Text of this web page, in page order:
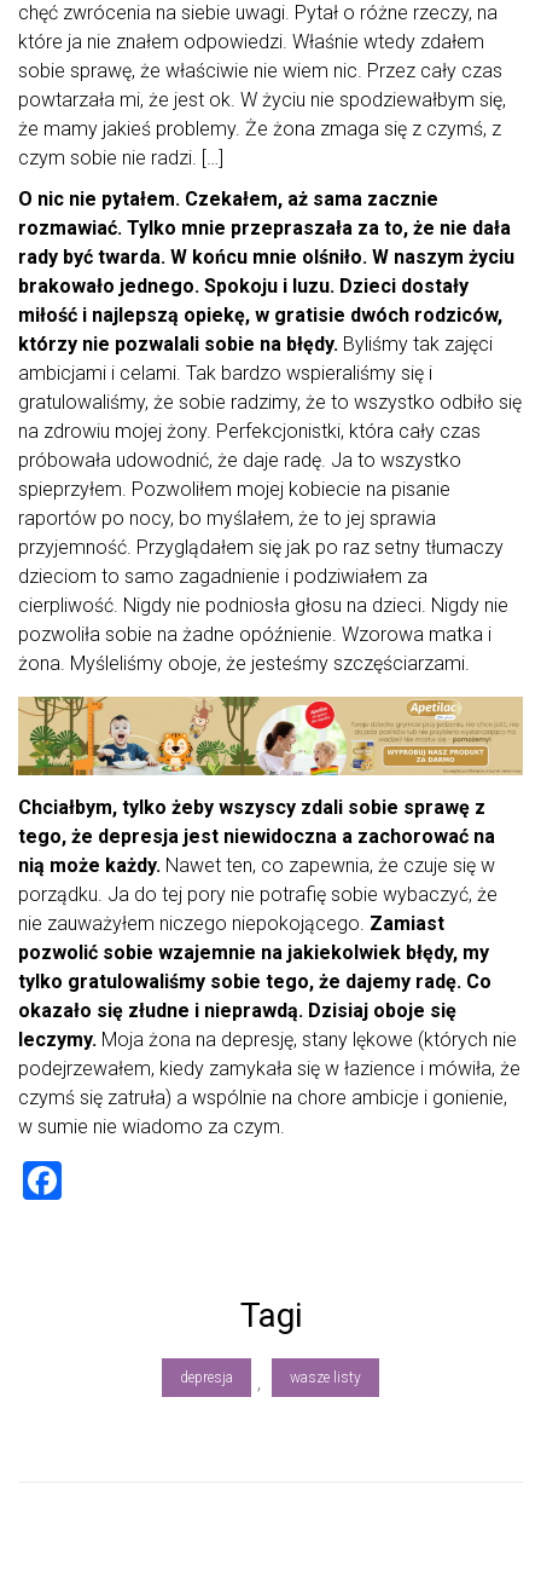
chęć zwrócenia na siebie uwagi. Pytał o różne rzeczy, na
które ja nie znałem odpowiedzi. Właśnie wtedy zdałem
sobie sprawę, że właściwie nie wiem nic. Przez cały czas
powtarzała mi, że jest ok. W życiu nie spodziewałbym się,
że mamy jakieś problemy. Że żona zmaga się z czymś, z
czym sobie nie radzi. […]
O nic nie pytałem. Czekałem, aż sama zacznie
rozmawiać. Tylko mnie przepraszała za to, że nie dała
rady być twarda. W końcu mnie olśniło. W naszym życiu
brakowało jednego. Spokoju i luzu. Dzieci dostały
miłość i najlepszą opiekę, w gratisie dwóch rodziców,
którzy nie pozwalali sobie na błędy. Byliśmy tak zajęci
ambicjami i celami. Tak bardzo wspieraliśmy się i
gratulowaliśmy, że sobie radzimy, że to wszystko odbiło się
na zdrowiu mojej żony. Perfekcjonistki, która cały czas
próbowała udowodnić, że daje radę. Ja to wszystko
spieprzyłem. Pozwoliłem mojej kobiecie na pisanie
raportów po nocy, bo myślałem, że to jej sprawia
przyjemność. Przyglądałem się jak po raz setny tłumaczy
dzieciom to samo zagadnienie i podziwiałem za
cierpliwość. Nigdy nie podniosła głosu na dzieci. Nigdy nie
pozwoliła sobie na żadne opóźnienie. Wzorowa matka i
żona. Myśleliśmy oboje, że jesteśmy szczęściarzami.
Chciałbym, tylko żeby wszyscy zdali sobie sprawę z
tego, że depresja jest niewidoczna a zachorować na
nią może każdy. Nawet ten, co zapewnia, że czuje się w
porządku. Ja do tej pory nie potrafię sobie wybaczyć, że
nie zauważyłem niczego niepokojącego. Zamiast
pozwolić sobie wzajemnie na jakiekolwiek błędy, my
tylko gratulowaliśmy sobie tego, że dajemy radę. Co
okazało się złudne i nieprawdą. Dzisiaj oboje się
leczymy. Moja żona na depresję, stany lękowe (których nie
podejrzewałem, kiedy zamykała się w łazience i mówiła, że
czymś się zatruła) a wspólnie na chore ambicje i gonienie,
w sumie nie wiadomo za czym.
Tagi
depresja , wasze listy